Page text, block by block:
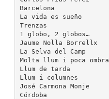
Barcelona
La vida es sueño
Trenzas
1 globo, 2 globos…
Jaume Nolla Borrellx
La Selva del Camp
Molta llum i poca ombra
Llum de tarda
Llum i columnes
José Carmona Monje
Córdoba